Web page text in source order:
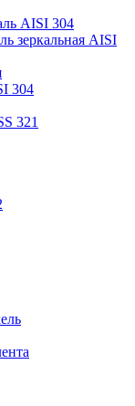
AISI 304
зеркальная AISI
304
321